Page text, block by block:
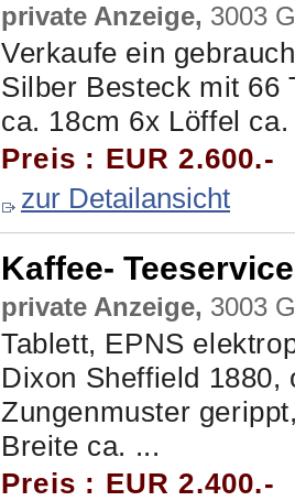
private Anzeige, 3003
Verkaufe ein
Silber Besteck mit 66
ca. 18cm 6x Löffel
Preis : EUR 2.600.-
zur Detailansicht
Kaffee-
private Anzeige, 3003
Tablett, EPNS
Dixon Sheffield
Zungenmuster
Breite ca. ...
Preis : EUR 2.400.-